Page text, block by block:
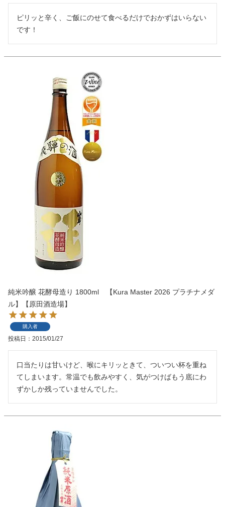
ピリッと辛く、ご飯にのせて食べるだけでおかずはいらない
です！
純米吟醸 花酵母造り 1800ml 【Kura Master 2026 プラチナメダ
ル】【原田酒造場】
購入者
投稿日 2015/01/27
口当たりは甘いけど、喉にキリッときて、ついつい杯を重ね
てしまいます。常温でも飲みやすく、気がつけばもう底にわ
ずかしか残っていませんでした。